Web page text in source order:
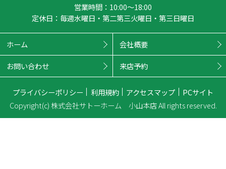
営業時間：10:00～18:00
定休日：毎週水曜日・第二第三火曜日・第三日曜日
ホーム 会社概要
お問い合わせ 来店予約
プライバシーポリシー 利用規約 アクセスマップ
PCサイト
Copyright(c) 株式会社サトーホーム 小山本店 All rights reserved.